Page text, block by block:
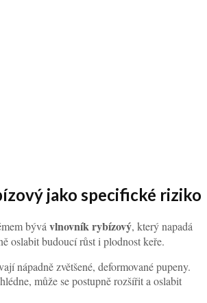
jako specifické riziko
bývá vlnovník rybízový, který napadá
oslabit budoucí růst i plodnost keře.
nápadně zvětšené, deformované pupeny.
může se postupně rozšířit a oslabit